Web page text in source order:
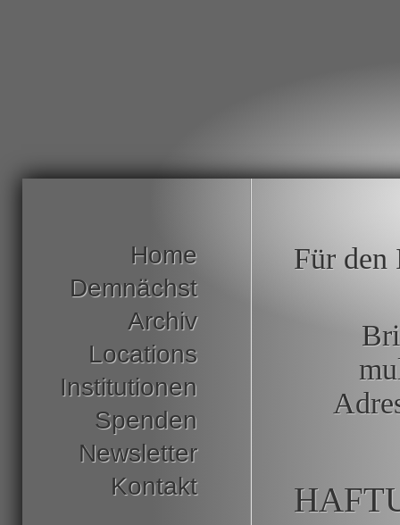
Für den
Home
Demnächst
Archiv
Locations
Institutionen
Spenden
Newsletter
Kontakt